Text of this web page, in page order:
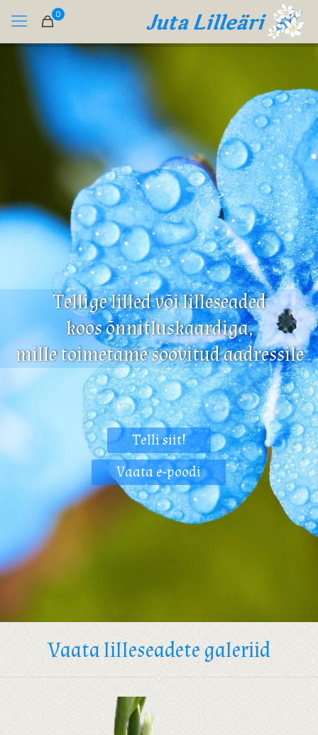
0
Tellige lilled või lilleseaded
koos õnnitluskaardiga,
mille toimetame soovitud aadressile
Telli siit!
Vaata e-poodi
Vaata lilleseadete galeriid